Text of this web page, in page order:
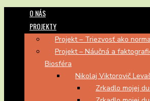
O NÁS
PROJEKTY
Projekt – Triezvosť ako
Projekt – Náučná a
Biosféra
Nikolaj Viktorovič
Zrkadlo mojej